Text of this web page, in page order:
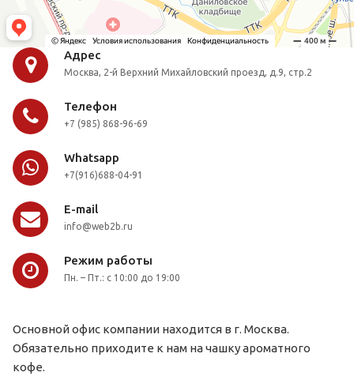
Адрес
Москва, 2-й Верхний Михайловский проезд, д.9, стр.2
Телефон
+7 (985) 868-96-69
Whatsapp
+7(916)688-04-91
E-mail
info@web2b.ru
Режим работы
Пн. – Пт.: с 10:00 до 19:00
Основной офис компании находится в г. Москва.
Обязательно приходите к нам на чашку ароматного
кофе.